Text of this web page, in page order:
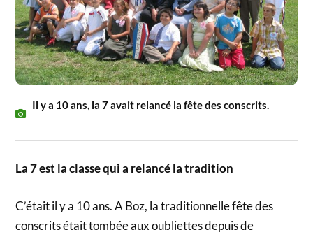
Il y a 10 ans, la 7 avait relancé la fête des conscrits.
La 7 est la classe qui a relancé la tradition
C’était il y a 10 ans. A Boz, la traditionnelle fête des
conscrits était tombée aux oubliettes depuis de